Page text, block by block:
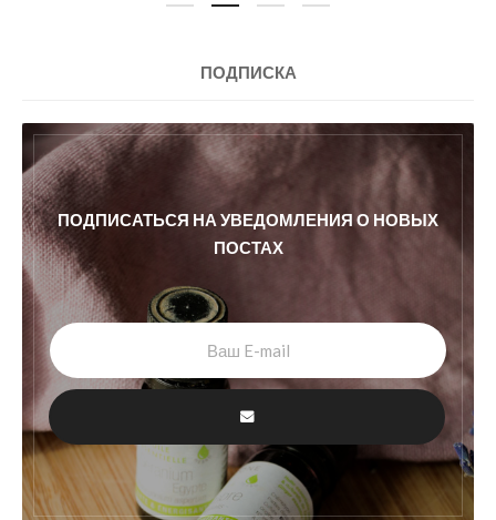
ПОДПИСКА
ПОДПИСАТЬСЯ НА УВЕДОМЛЕНИЯ О НОВЫХ
ПОСТАХ